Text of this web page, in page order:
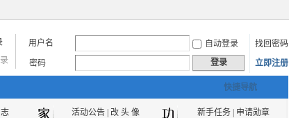
用户名 自动登录
找回密码
密码
登录 立即注册
快捷导航
活动公告| 改 头 像 新手任务|
申请勋章